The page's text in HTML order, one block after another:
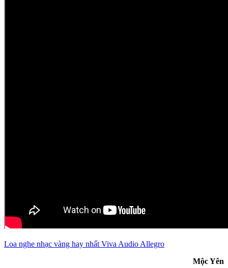
Loa nghe nhạc vàng hay nhất Viva Audio Allegro
Mộc Yên